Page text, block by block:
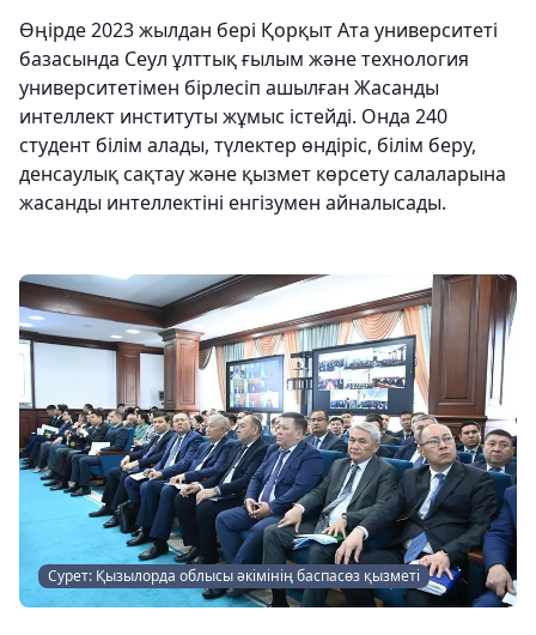
Өңірде 2023 жылдан бері Қорқыт Ата университеті
базасында Сеул ұлттық ғылым және технология
университетімен бірлесіп ашылған Жасанды
интеллект институты жұмыс істейді. Онда 240
студент білім алады, түлектер өндіріс, білім беру,
денсаулық сақтау және қызмет көрсету салаларына
жасанды интеллектіні енгізумен айналысады.
Сурет: Қызылорда облысы әкімінің баспасөз қызметі